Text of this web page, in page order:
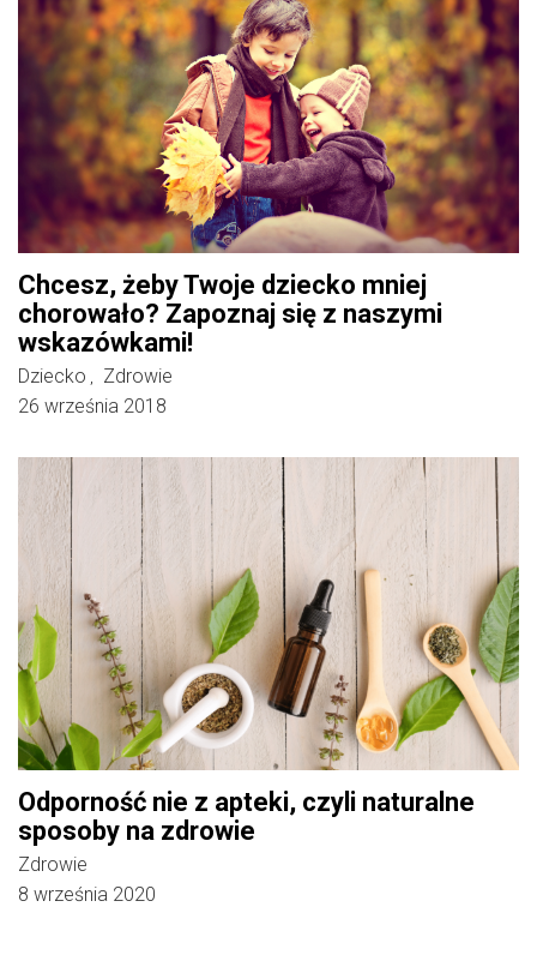
Chcesz, żeby Twoje dziecko mniej
chorowało? Zapoznaj się z naszymi
wskazówkami!
Dziecko ,
Zdrowie
26 września 2018
Odporność nie z apteki, czyli naturalne
sposoby na zdrowie
Zdrowie
8 września 2020